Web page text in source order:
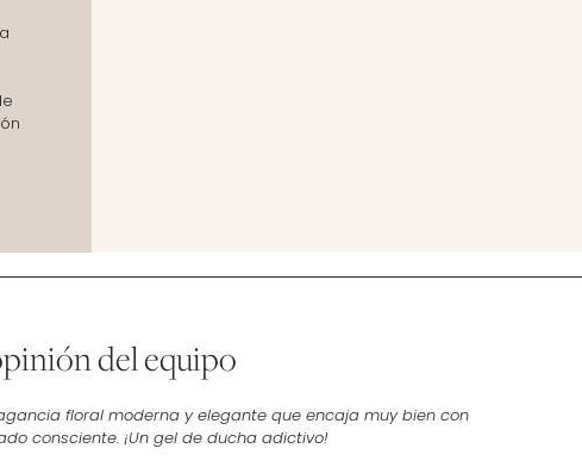
del equipo
floral moderna y elegante que encaja muy bien con
consciente. ¡Un gel de ducha adictivo!